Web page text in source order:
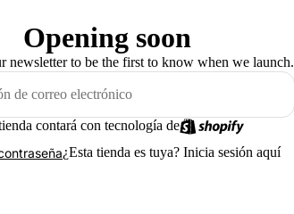
Opening soon
newsletter to be the first to know when we launch.
contará con tecnología de
¿Esta tienda es tuya? Inicia sesión aquí